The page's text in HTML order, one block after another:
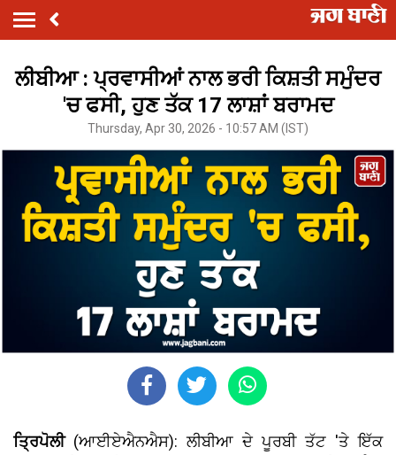
ਲੀਬੀਆ : ਪ੍ਰਵਾਸੀਆਂ ਨਾਲ ਭਰੀ ਕਿਸ਼ਤੀ ਸਮੁੰਦਰ
'ਚ ਫਸੀ, ਹੁਣ ਤੱਕ 17 ਲਾਸ਼ਾਂ ਬਰਾਮਦ
Thursday, Apr 30, 2026 - 10:57 AM (IST)
ਤ੍ਰਿਪੋਲੀ(ਆਈਏਐਨਐਸ): ਲੀਬੀਆ ਦੇ ਪੂਰਬੀ ਤੱਟ 'ਤੇ ਇੱਕ